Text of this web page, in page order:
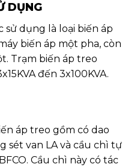
DỤNG
sử dụng là loại biến áp
biến áp một pha, còn
Trạm biến áp treo
đến 3x100KVA.
áp treo gồm có dao
sét van LA và cầu chì tự
Cầu chì này có tác